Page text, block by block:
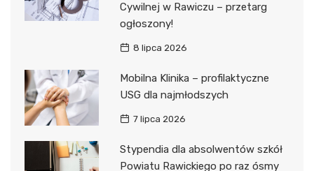
Cywilnej w Rawiczu – przetarg
ogłoszony!
8 lipca 2026
Mobilna Klinika – profilaktyczne
USG dla najmłodszych
7 lipca 2026
Stypendia dla absolwentów szkół
Powiatu Rawickiego po raz ósmy